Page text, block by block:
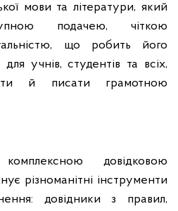
мови та літератури, який
подачею, чіткою
що робить його
учнів, студентів та всіх,
й писати грамотною
довідковою
різноманітні інструменти
довідники з правил,